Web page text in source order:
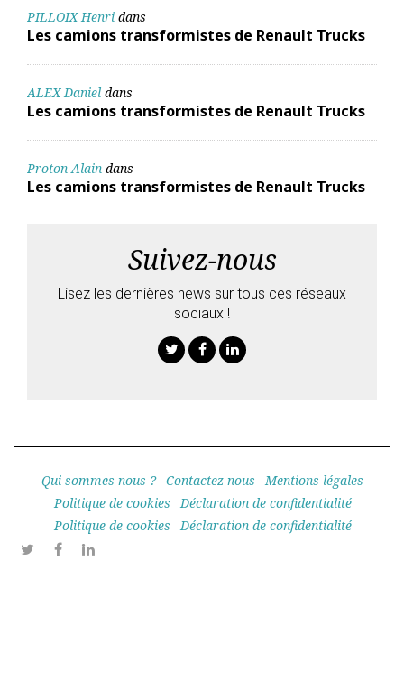
PILLOIX Henri dans
Les camions transformistes de Renault Trucks
ALEX Daniel dans
Les camions transformistes de Renault Trucks
Proton Alain dans
Les camions transformistes de Renault Trucks
Suivez-nous
Lisez les dernières news sur tous ces réseaux
sociaux !
Qui sommes-nous ? Contactez-nous
Mentions légales
Politique de cookies
Déclaration de confidentialité
Politique de cookies
Déclaration de confidentialité